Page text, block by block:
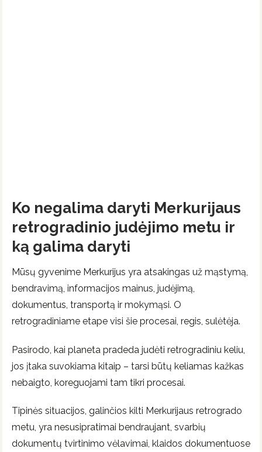
Ko negalima daryti Merkurijaus
retrogradinio judėjimo metu ir
ką galima daryti
Mūsų gyvenime Merkurijus yra atsakingas už mąstymą,
bendravimą, informacijos mainus, judėjimą,
dokumentus, transportą ir mokymąsi. O
retrogradiniame etape visi šie procesai, regis, sulėtėja.
Pasirodo, kai planeta pradeda judėti retrogradiniu keliu,
jos įtaka suvokiama kitaip – ​​tarsi būtų keliamas kažkas
nebaigto, koreguojami tam tikri procesai.
Tipinės situacijos, galinčios kilti Merkurijaus retrogrado
metu, yra nesusipratimai bendraujant, svarbių
dokumentų tvirtinimo vėlavimai, klaidos dokumentuose